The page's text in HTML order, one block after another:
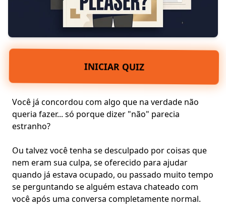
INICIAR QUIZ
Você já concordou com algo que na verdade não
queria fazer... só porque dizer "não" parecia
estranho?
Ou talvez você tenha se desculpado por coisas que
nem eram sua culpa, se oferecido para ajudar
quando já estava ocupado, ou passado muito tempo
se perguntando se alguém estava chateado com
você após uma conversa completamente normal.